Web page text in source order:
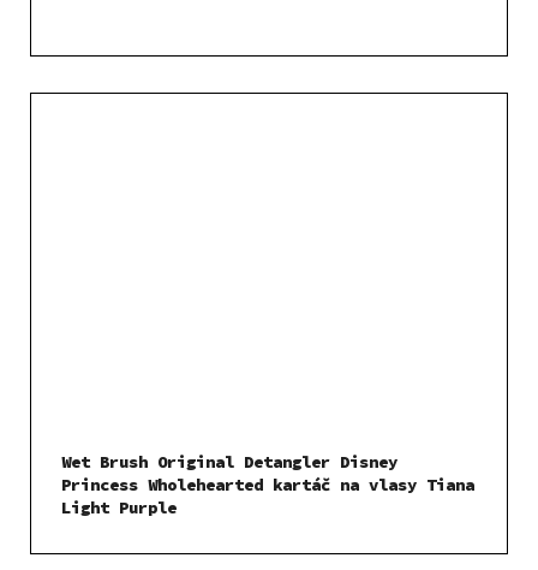
Wet Brush Original Detangler Disney
Princess Wholehearted kartáč na vlasy Tiana
Light Purple